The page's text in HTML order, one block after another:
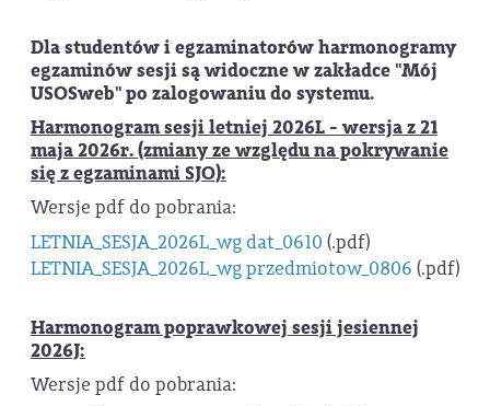
Dla studentów i egzaminatorów harmonogramy
egzaminów sesji są widoczne w zakładce "Mój
USOSweb" po zalogowaniu do systemu.
Harmonogram sesji letniej 2026L - wersja z 21
maja 2026r. (zmiany ze względu na pokrywanie
się z egzaminami SJO):
Wersje pdf do pobrania:
LETNIA_SESJA_2026L_wg dat_0610 (.pdf)
LETNIA_SESJA_2026L_wg przedmiotow_0806 (.pdf)
Harmonogram poprawkowej sesji jesiennej
2026J:
Wersje pdf do pobrania: